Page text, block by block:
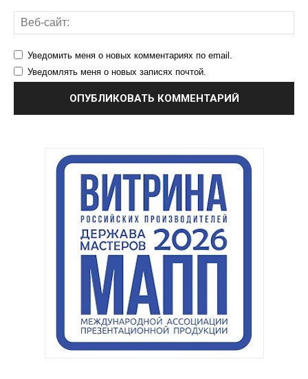
Уведомить меня о новых комментариях по email.
Уведомлять меня о новых записях почтой.